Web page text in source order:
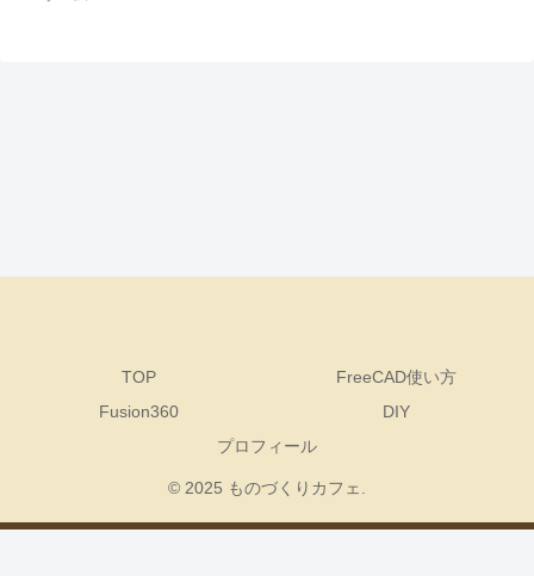
TOP
FreeCAD使い方
Fusion360
DIY
プロフィール
© 2025 ものづくりカフェ.